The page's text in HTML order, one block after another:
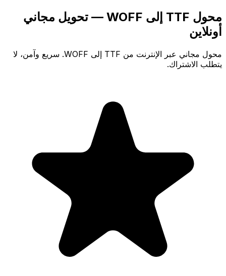
محول TTF إلى WOFF — تحويل مجاني
أونلاين
محول مجاني عبر الإنترنت من TTF إلى WOFF. سريع وآمن، لا
يتطلب الاشتراك.